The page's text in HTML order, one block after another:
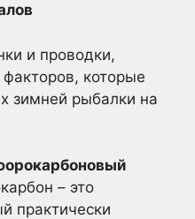
и проводки,
которые
зимней рыбалки на
– это
практически